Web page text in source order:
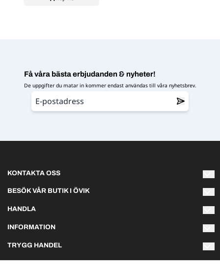
Få våra bästa erbjudanden & nyheter!
De uppgifter du matar in kommer endast användas till våra nyhetsbrev.
KONTAKTA OSS
Varmt välkommen att kontakta oss om du har några frågor!
info@naturliganorrland.se
Telefon 073-141 75 03
BESÖK VÅR BUTIK I ÖVIK
891 38 Örnsköldsvik
Sommartider:
Måndag & torsdag 10-18
HANDLA
Villkor
Kontakta oss
INFORMATION
Om oss
TRYGG HANDEL